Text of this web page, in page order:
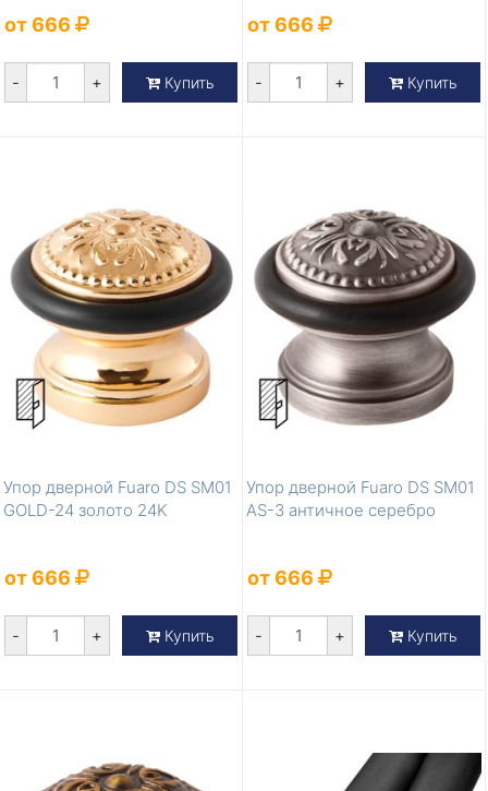
от 666
- + Купить
от 666
- + Купить
Упор дверной Fuaro DS SM01
GOLD-24 золото 24K
от 666
- + Купить
Упор дверной Fuaro DS SM01
AS-3 античное серебро
от 666
- + Купить